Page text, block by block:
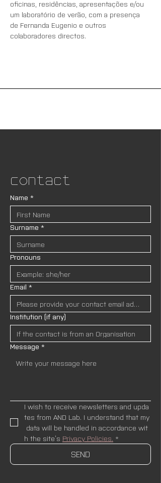
oficinas, residências, apresentações e/ou
um laboratório de verão, com a presença
de Fernanda Eugenio e outros
colaboradores directos.
Contact
Name *
Surname *
Pronouns
Email *
Institution (if any)
Message *
I wish to receive newsletters and upda
tes from AND Lab. I understand that my
data will be handled in accordance wit
h the site’s Privacy Policies. *
SEND